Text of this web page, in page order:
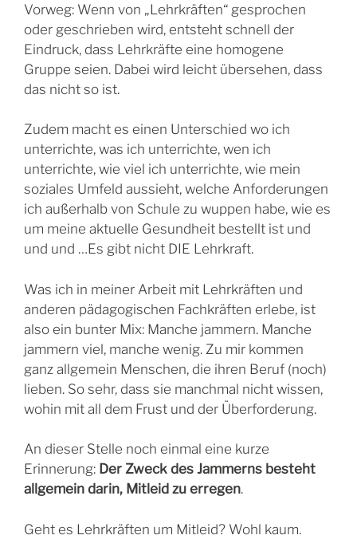
Vorweg: Wenn von „Lehrkräften“ gesprochen
oder geschrieben wird, entsteht schnell der
Eindruck, dass Lehrkräfte eine homogene
Gruppe seien. Dabei wird leicht übersehen, dass
das nicht so ist.
Zudem macht es einen Unterschied wo ich
unterrichte, was ich unterrichte, wen ich
unterrichte, wie viel ich unterrichte, wie mein
soziales Umfeld aussieht, welche Anforderungen
ich außerhalb von Schule zu wuppen habe, wie es
um meine aktuelle Gesundheit bestellt ist und
und und …Es gibt nicht DIE Lehrkraft.
Was ich in meiner Arbeit mit Lehrkräften und
anderen pädagogischen Fachkräften erlebe, ist
also ein bunter Mix: Manche jammern. Manche
jammern viel, manche wenig. Zu mir kommen
ganz allgemein Menschen, die ihren Beruf (noch)
lieben. So sehr, dass sie manchmal nicht wissen,
wohin mit all dem Frust und der Überforderung.
An dieser Stelle noch einmal eine kurze
Erinnerung: Der Zweck des Jammerns besteht
allgemein darin, Mitleid zu erregen.
Geht es Lehrkräften um Mitleid? Wohl kaum.